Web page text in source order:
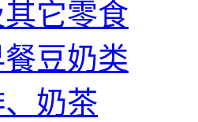
它零食
豆奶类
奶茶